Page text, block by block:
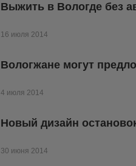
Выжить в Вологде без
16 июля 2014
Вологжане могут
4 июля 2014
Новый дизайн
30 июня 2014